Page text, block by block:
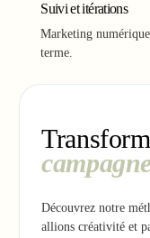
Suivi et itérations
Marketing
terme.
Découvrez notre
allions créativité et